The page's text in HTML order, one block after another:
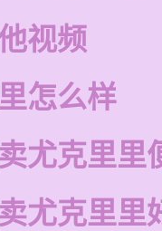
视频
怎么样
尤克里里
尤克里里